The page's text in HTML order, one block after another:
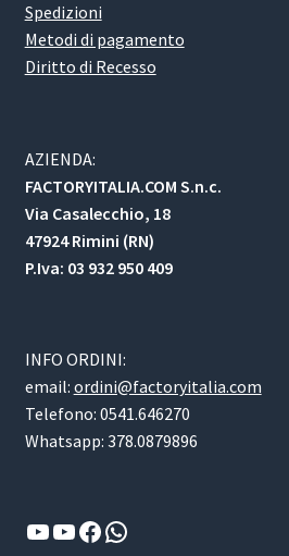
Spedizioni
Metodi di pagamento
Diritto di Recesso
AZIENDA:
FACTORYITALIA.COM S.n.c.
Via Casalecchio, 18
47924 Rimini (RN)
P.Iva: 03 932 950 409
INFO ORDINI:
email: ordini@factoryitalia.com
Telefono: 0541.646270
Whatsapp: 378.0879896
YouTube
YouTube
Facebook
WhatsApp